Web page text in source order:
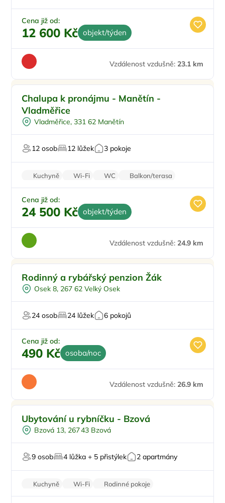
Cena již od:
12 600 Kč objekt/týden
Vzdálenost vzdušně: 23.1 km
Pro milovníky historie
Pro majitele mazlíčků
Chalupa k pronájmu - Manětín -
Vladměřice
Vladměřice, 331 62 Manětín
12 osob 12 lůžek 3 pokoje
Kuchyně Wi-Fi WC
Balkon/terasa
Zvířata povolena
Cena již od:
24 500 Kč objekt/týden
Vzdálenost vzdušně: 24.9 km
Rodinný a rybářský penzion Žák
Osek 8, 267 62 Velký Osek
24 osob 24 lůžek 6 pokojů
Cena již od:
490 Kč osoba/noc
Vzdálenost vzdušně: 26.9 km
U vody
V chráněném uzemí
Ubytování u rybníčku - Bzová
Bzová 13, 267 43 Bzová
9 osob 4 lůžka + 5 přistýlek 2 apartmány
Kuchyně Wi-Fi
Rodinné pokoje
Balkon/terasa
Zvířata povolena